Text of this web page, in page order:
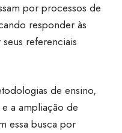
por processos de
responder às
referenciais
de ensino,
a ampliação de
essa busca por